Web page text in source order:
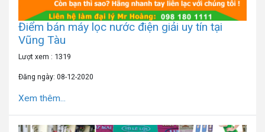
Điểm bán máy lọc nước điện giải uy tín tại
Vũng Tàu
Lượt xem : 1319
Đăng ngày: 08-12-2020
Xem thêm...